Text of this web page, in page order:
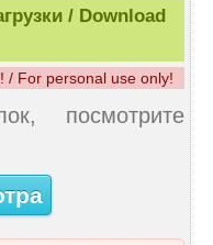
/ Download
/ For personal use only!
посмотрите